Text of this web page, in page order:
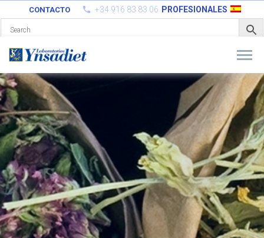
CONTACTO +34 916 83 83 06 PROFESIONALES